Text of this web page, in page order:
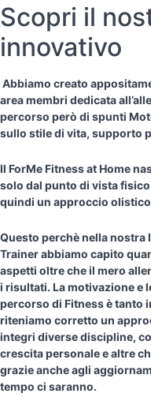
Scopri il
innovativo
Abbiamo creato
area membri dedicata
percorso però di spunti
sullo stile di vita, supporto
Il ForMe Fitness at Home
solo dal punto di vista
quindi un approccio olistico
Questo perchè nella nostra
Trainer abbiamo capito
aspetti oltre che il mero
i risultati. La motivazione e
percorso di Fitness è tanto
riteniamo corretto un
integri diverse discipline,
crescita personale e altre
grazie anche agli
tempo ci saranno.